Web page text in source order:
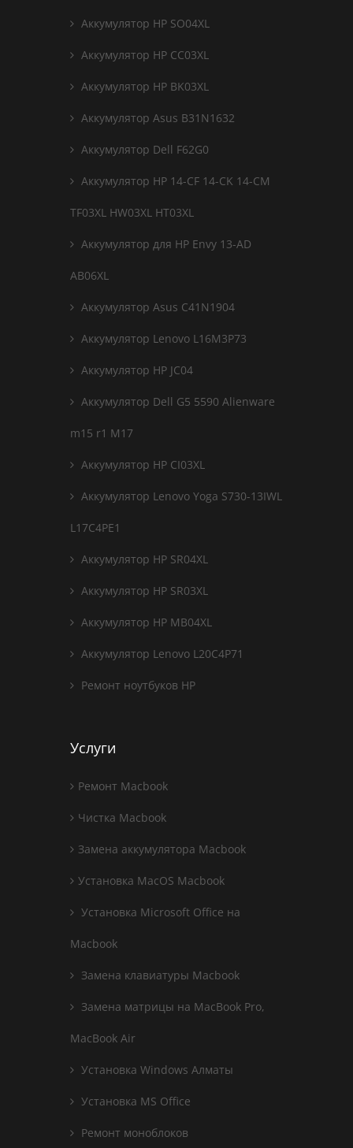
Аккумулятор HP SO04XL
Аккумулятор HP CC03XL
Аккумулятор HP BK03XL
Аккумулятор Asus B31N1632
Аккумулятор Dell F62G0
Аккумулятор HP 14-CF 14-CK 14-CM
TF03XL HW03XL HT03XL
Аккумулятор для HP Envy 13-AD
AB06XL
Аккумулятор Asus C41N1904
Аккумулятор Lenovo L16M3P73
Аккумулятор HP JC04
Аккумулятор Dell G5 5590 Alienware
m15 r1 M17
Аккумулятор HP CI03XL
Аккумулятор Lenovo Yoga S730-13IWL
L17C4PE1
Аккумулятор HP SR04XL
Аккумулятор HP SR03XL
Аккумулятор HP MB04XL
Аккумулятор Lenovo L20C4P71
Ремонт ноутбуков HP
Услуги
Ремонт Macbook
Чистка Macbook
Замена аккумулятора Macbook
Установка MacOS Macbook
Установка Microsoft Office на
Macbook
Замена клавиатуры Macbook
Замена матрицы на MacBook Pro,
MacBook Air
Установка Windows Алматы
Установка MS Office
Ремонт моноблоков